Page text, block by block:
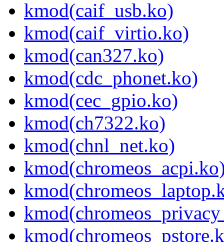
kmod(caif_usb.ko)
kmod(caif_virtio.ko)
kmod(can327.ko)
kmod(cdc_phonet.ko)
kmod(cec_gpio.ko)
kmod(ch7322.ko)
kmod(chnl_net.ko)